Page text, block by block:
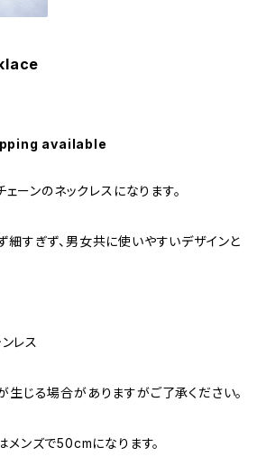
available
ーンのネックレスになります。
すぎず、男女共に使いやすいデザインと
レス
じる場合がありますがご了承ください。
ンズで50cmになります。